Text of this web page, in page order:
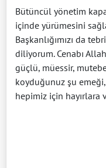
Bütüncül yönetim
içinde yürümesini
Başkanlığımızı da
diliyorum. Cenabı
güçlü, müessir,
koyduğunuz şu emeği,
hepimiz için